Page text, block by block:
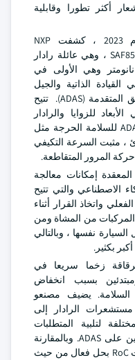
أكثر تطورا وقابلية
على سبيل المثال ، في عام 2023 ، كشفت NXP
Semiconductors النقاب عن SAF85xx ، وهي عائلة رادار
RFCMOS أحادية الشريحة 28 نانومتر وهي الأولى في
الذاتية والجيل
التالي من أنظمة مساعدة السائق المتقدمة (ADAS). تتيح
للزوايا والرادار
الأمامي وتدعم أيضا تطبيقات ADAS للسلامة الحرجة مثل
، مثبت السرعة التكيفي
حركة المرور المتقاطعة.
إمكانات معالجة
الاصطناعي والتي تتيح
واتخاذ القرار أثناء
المركبات من المشاة ومن
نفسها ، وبالتالي
بكثير.
زخما سريعا في
بسبب انخفاض
السلامة. يضيف مصنعو
الرادار إلى
لتلبية المتطلبات
التنظيمية وتلبية طلب المستهلكين على ADAS. وبالمقارنة
مع التقنيات الأخرى، تتمتع منصات RoC بحل فعال من حيث